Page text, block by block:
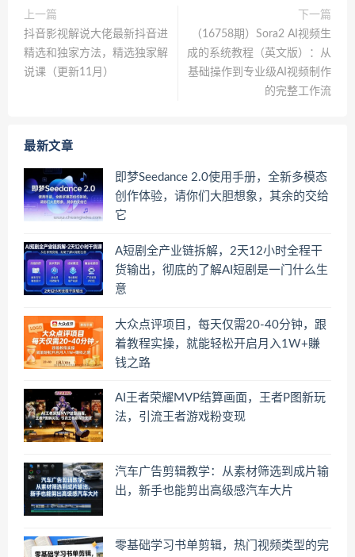
上一篇
抖音影视解说大佬最新抖音进
精选和独家方法，精选独家解
说课（更新11月）
下一篇
（16758期）Sora2 AI视频生
成的系统教程（英文版）：从
基础操作到专业级AI视频制作
的完整工作流
最新文章
即梦Seedance 2.0使用手册，全新多模态
创作体验，请你们大胆想象，其余的交给
它
A短剧全产业链拆解，2天12小时全程干
货输出，彻底的了解AI短剧是一门什么生
意
大众点评项目，每天仅需20-40分钟，跟
着教程实操，就能轻松开启月入1W+賺
钱之路
AI王者荣耀MVP结算画面，王者P图新玩
法，引流王者游戏粉变现
汽车广告剪辑教学：从素材筛选到成片输
出，新手也能剪出高级感汽车大片
零基础学习书单剪辑，热门视频类型的完